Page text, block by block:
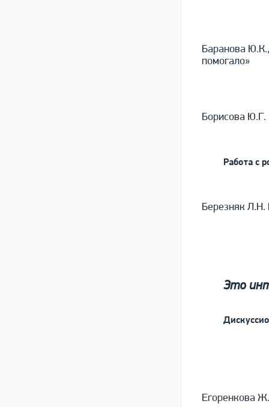
Баранова
помогало»
Борисова Ю.Г.
Работа с
Березняк Л.Н.
Это
Егоренкова